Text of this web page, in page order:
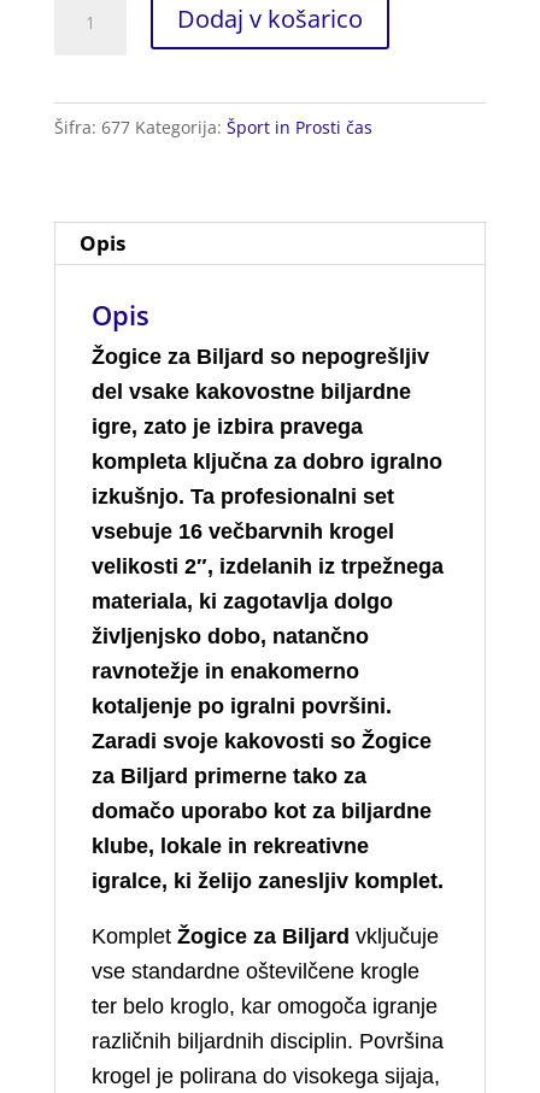
16kos.
količina
Dodaj v košarico
Šifra: 677 Kategorija: Šport in Prosti čas
Opis
Opis
Žogice za Biljard so nepogrešljiv
del vsake kakovostne biljardne
igre, zato je izbira pravega
kompleta ključna za dobro igralno
izkušnjo. Ta profesionalni set
vsebuje 16 večbarvnih krogel
velikosti 2″, izdelanih iz trpežnega
materiala, ki zagotavlja dolgo
življenjsko dobo, natančno
ravnotežje in enakomerno
kotaljenje po igralni površini.
Zaradi svoje kakovosti so Žogice
za Biljard primerne tako za
domačo uporabo kot za biljardne
klube, lokale in rekreativne
igralce, ki želijo zanesljiv komplet.
Komplet Žogice za Biljard vključuje
vse standardne oštevilčene krogle
ter belo kroglo, kar omogoča igranje
različnih biljardnih disciplin. Površina
krogel je polirana do visokega sijaja,